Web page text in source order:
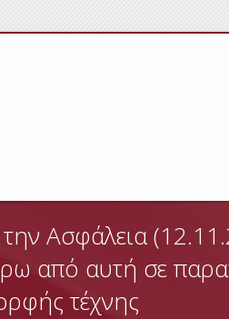
την Ασφάλεια
από αυτή σε
τέχνης